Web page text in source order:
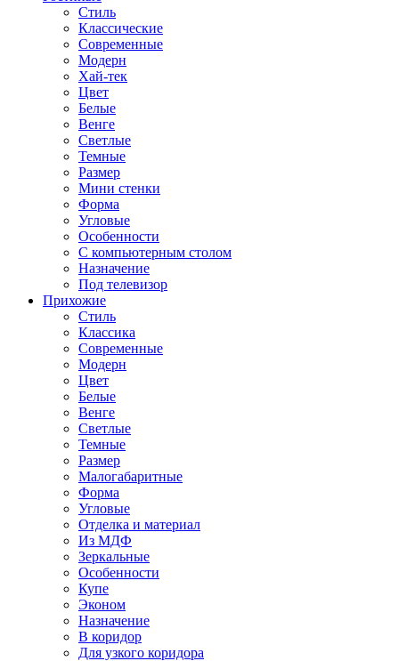
Стиль
Классические
Современные
Модерн
Хай-тек
Цвет
Белые
Венге
Светлые
Темные
Размер
Мини стенки
Форма
Угловые
Особенности
С компьютерным столом
Назначение
Под телевизор
Прихожие
Стиль
Классика
Современные
Модерн
Цвет
Белые
Венге
Светлые
Темные
Размер
Малогабаритные
Форма
Угловые
Отделка и материал
Из МДФ
Зеркальные
Особенности
Купе
Эконом
Назначение
В коридор
Для узкого коридора